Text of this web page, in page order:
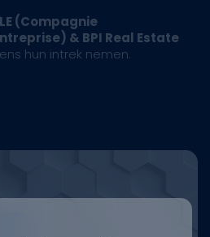
(Compagnie
& BPI Real Estate
hun intrek nemen.